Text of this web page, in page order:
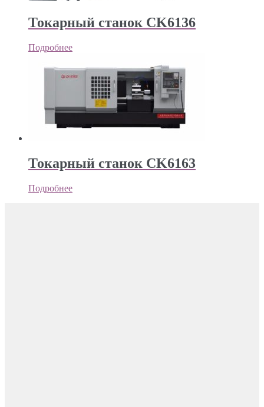
Токарный станок CK6136
Подробнее
Токарный станок CK6163
Подробнее